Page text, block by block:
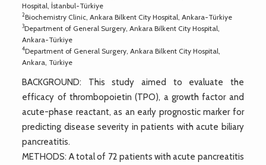
Hospital, İstanbul-Türkiye
2Biochemistry Clinic, Ankara Bilkent City Hospital, Ankara-Türkiye
3Department of General Surgery, Ankara Bilkent City Hospital,
Ankara-Türkiye
4Department of General Surgery, Ankara Bilkent City Hospital,
Ankara, Türkiye
BACKGROUND: This study aimed to evaluate the
efficacy of thrombopoietin (TPO), a growth factor and
acute-phase reactant, as an early prognostic marker for
predicting disease severity in patients with acute biliary
pancreatitis.
METHODS: A total of 72 patients with acute pancreatitis